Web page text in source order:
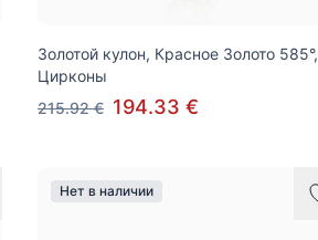
Золотой кулон, Красное Золото 585°,
Цирконы
215.92 € 194.33 €
Нет в наличии